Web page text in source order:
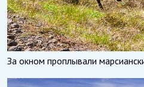
За окном проплывали